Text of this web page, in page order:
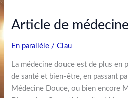
Article de
En parallèle /Clau
La médecine douce est de plus en
de santé et bien-être, en passant
Médecine Douce, ou bien encore
Article
médecine